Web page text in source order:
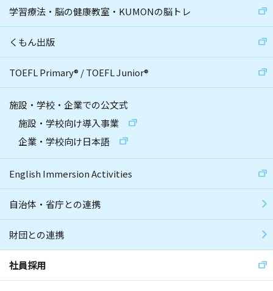
学習療法・脳の健康教室・KUMONの脳トレ
くもん出版
TOEFL Primary® /TOEFL Junior®
施設・学校・企業での公文式
施設・学校向け導入事業
企業・学校向け日本語
English Immersion Activities
自治体・省庁との連携
財団との連携
社員採用